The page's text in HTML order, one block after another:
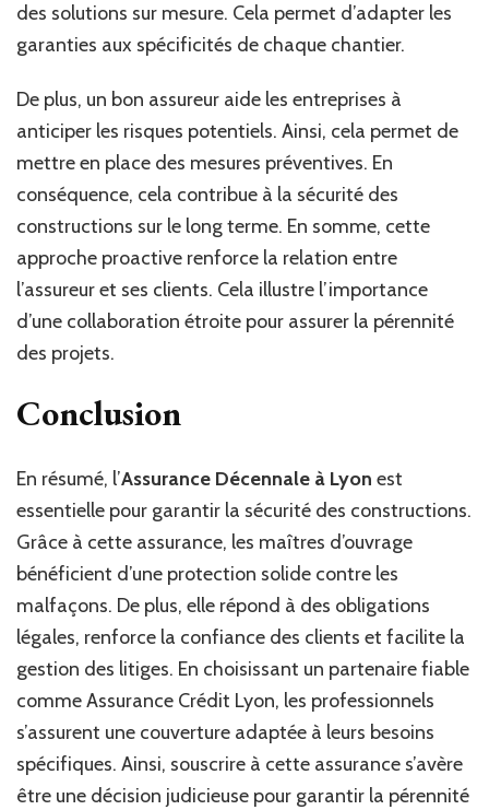
des solutions sur mesure. Cela permet d’adapter les
garanties aux spécificités de chaque chantier.
De plus, un bon assureur aide les entreprises à
anticiper les risques potentiels. Ainsi, cela permet de
mettre en place des mesures préventives. En
conséquence, cela contribue à la sécurité des
constructions sur le long terme. En somme, cette
approche proactive renforce la relation entre
l’assureur et ses clients. Cela illustre l’importance
d’une collaboration étroite pour assurer la pérennité
des projets.
Conclusion
En résumé, l’Assurance Décennale à Lyon est
essentielle pour garantir la sécurité des constructions.
Grâce à cette assurance, les maîtres d’ouvrage
bénéficient d’une protection solide contre les
malfaçons. De plus, elle répond à des obligations
légales, renforce la confiance des clients et facilite la
gestion des litiges. En choisissant un partenaire fiable
comme Assurance Crédit Lyon, les professionnels
s’assurent une couverture adaptée à leurs besoins
spécifiques. Ainsi, souscrire à cette assurance s’avère
être une décision judicieuse pour garantir la pérennité